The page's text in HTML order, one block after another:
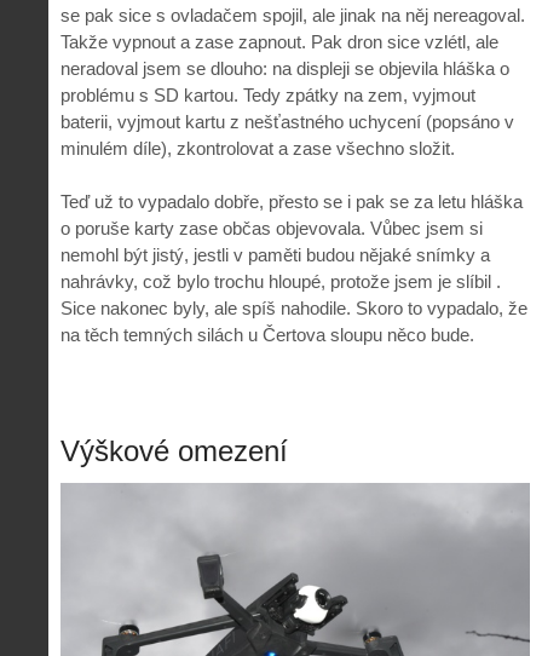
se pak sice s ovladačem spojil, ale jinak na něj nereagoval.
Takže vypnout a zase zapnout. Pak dron sice vzlétl, ale
neradoval jsem se dlouho: na displeji se objevila hláška o
problému s SD kartou. Tedy zpátky na zem, vyjmout
baterii, vyjmout kartu z nešťastného uchycení (popsáno v
minulém díle), zkontrolovat a zase všechno složit.
Teď už to vypadalo dobře, přesto se i pak se za letu hláška
o poruše karty zase občas objevovala. Vůbec jsem si
nemohl být jistý, jestli v paměti budou nějaké snímky a
nahrávky, což bylo trochu hloupé, protože jsem je slíbil .
Sice nakonec byly, ale spíš nahodile. Skoro to vypadalo, že
na těch temných silách u Čertova sloupu něco bude.
Výškové omezení